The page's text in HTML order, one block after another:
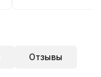
Отзывы